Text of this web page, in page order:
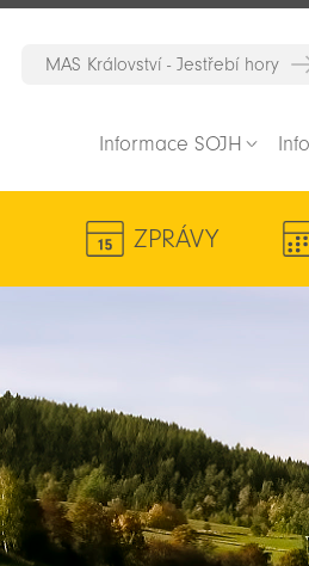
MAS Království - Jestřebí hory
Informace SOJH
ZPRÁVY